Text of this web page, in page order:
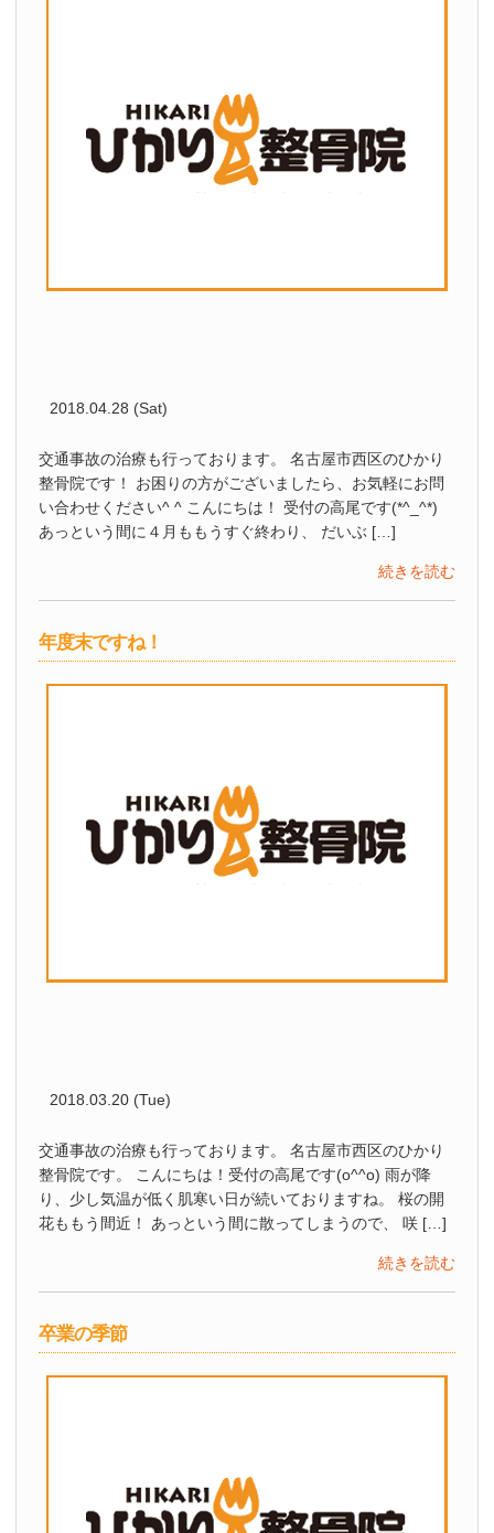
2018.04.28 (Sat)
交通事故の治療も行っております。 名古屋市西区のひかり
整骨院です！ お困りの方がございましたら、お気軽にお問
い合わせください^ ^ こんにちは！ 受付の高尾です(*^_^*)
あっという間に４月ももうすぐ終わり、 だいぶ […]
続きを読む
年度末ですね！
2018.03.20 (Tue)
交通事故の治療も行っております。 名古屋市西区のひかり
整骨院です。 こんにちは！受付の高尾です(o^^o) 雨が降
り、少し気温が低く肌寒い日が続いておりますね。 桜の開
花ももう間近！ あっという間に散ってしまうので、 咲 […]
続きを読む
卒業の季節